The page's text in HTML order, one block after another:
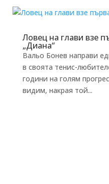
Ловец на глави взе
„Диана“
Вальо Бонев направи
в своята тенис-
години на голям
видим, накрая той...